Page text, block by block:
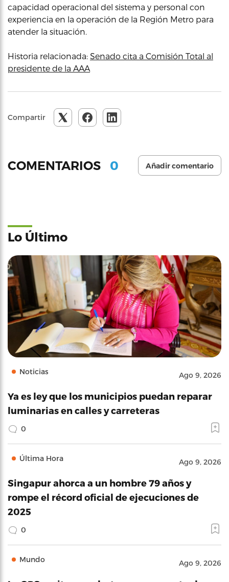
capacidad operacional del sistema y personal con
experiencia en la operación de la Región Metro para
atender la situación.
Historia relacionada: Senado cita a Comisión Total al
presidente de la AAA
Compartir
COMENTARIOS 0 Añadir comentario
Lo Último
Noticias Ago 9, 2026
Ya es ley que los municipios puedan reparar
luminarias en calles y carreteras
0
Última Hora Ago 9, 2026
Singapur ahorca a un hombre 79 años y
rompe el récord oficial de ejecuciones de
2025
0
Mundo Ago 9, 2026